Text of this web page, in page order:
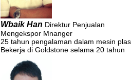
Wbaik Han Direktur Penjualan
Mengekspor Mnanger
25 tahun pengalaman dalam mesin
Bekerja di Goldstone selama 20 tahun